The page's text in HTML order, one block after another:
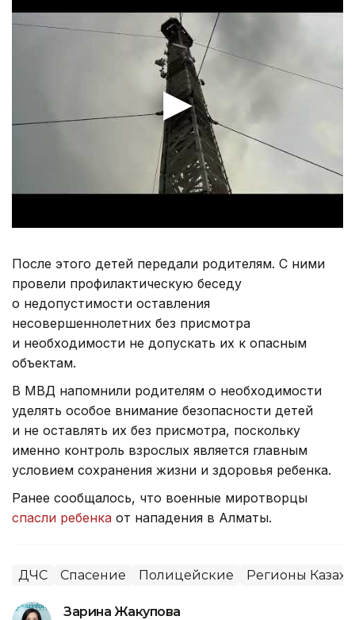
После этого детей передали родителям. С ними
провели профилактическую беседу
о недопустимости оставления
несовершеннолетних без присмотра
и необходимости не допускать их к опасным
объектам.
В МВД напомнили родителям о необходимости
уделять особое внимание безопасности детей
и не оставлять их без присмотра, поскольку
именно контроль взрослых является главным
условием сохранения жизни и здоровья ребенка.
Ранее сообщалось, что военные миротворцы
спасли ребенка от нападения в Алматы.
ДЧС Спасение Полицейские Регионы
Зарина Жакупова